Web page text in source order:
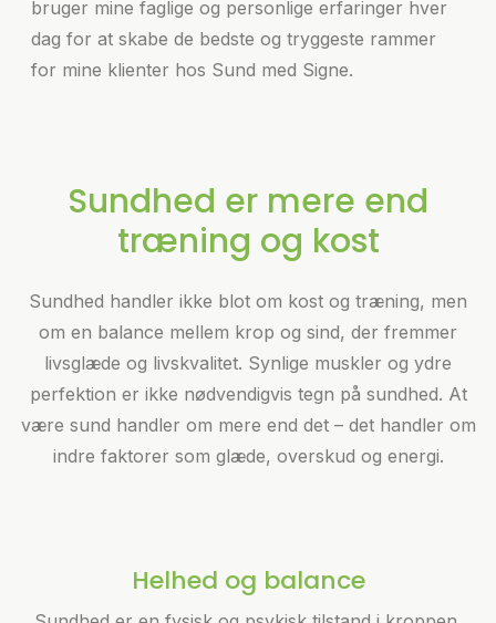
bruger mine faglige og personlige erfaringer hver
dag for at skabe de bedste og tryggeste rammer
for mine klienter hos Sund med Signe.
Sundhed er mere end
træning og kost
Sundhed handler ikke blot om kost og træning, men
om en balance mellem krop og sind, der fremmer
livsglæde og livskvalitet. Synlige muskler og ydre
perfektion er ikke nødvendigvis tegn på sundhed. At
være sund handler om mere end det – det handler om
indre faktorer som glæde, overskud og energi.
Helhed og balance